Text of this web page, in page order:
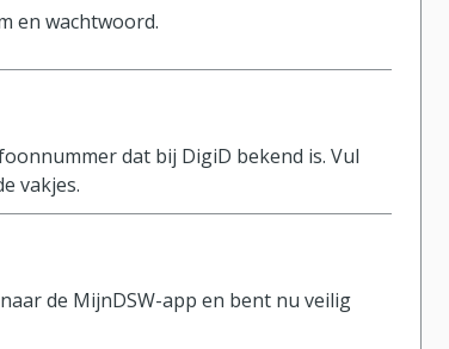
en wachtwoord.
dat bij DigiD bekend is. Vul
vakjes.
de MijnDSW-app en bent nu veilig